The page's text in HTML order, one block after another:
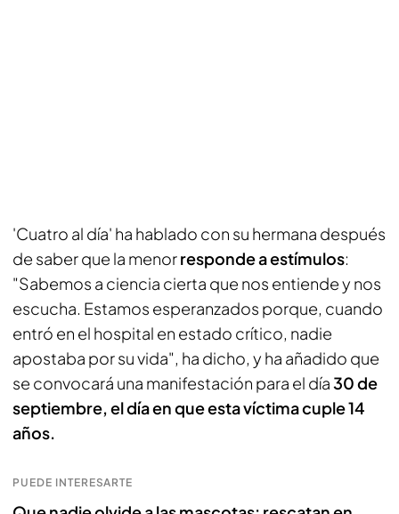
'Cuatro al día' ha hablado con su hermana después
de saber que la menorresponde a estímulos:
"Sabemos a ciencia cierta que nos entiende y nos
escucha. Estamos esperanzados porque, cuando
entró en el hospital en estado crítico, nadie
apostaba por su vida", ha dicho, y ha añadido que
se convocará una manifestación para el día30 de
septiembre, el día en que esta víctima cuple 14
años.
PUEDE INTERESARTE